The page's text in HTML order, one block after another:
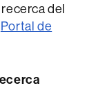
del
Portal de